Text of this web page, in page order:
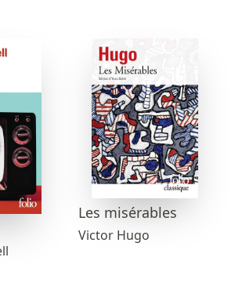
Les misérables
Victor Hugo